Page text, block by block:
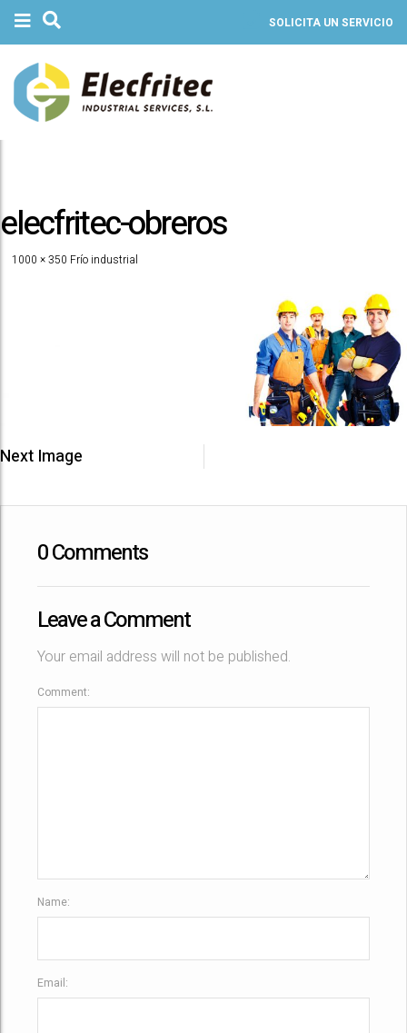
SOLICITA UN SERVICIO
elecfritec-obreros
1000 × 350 Frío industrial
Next Image
0 Comments
Leave a Comment
Your email address will not be published.
Comment:
Name:
Email: